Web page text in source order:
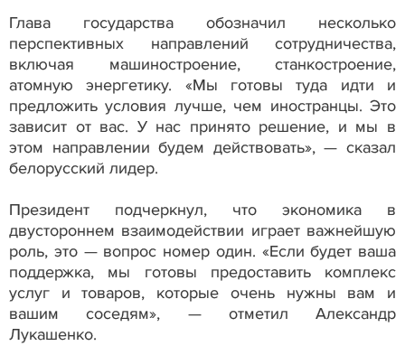
Глава государства обозначил несколько
перспективных направлений сотрудничества,
включая машиностроение, станкостроение,
атомную энергетику. «Мы готовы туда идти и
предложить условия лучше, чем иностранцы. Это
зависит от вас. У нас принято решение, и мы в
этом направлении будем действовать», — сказал
белорусский лидер.
Президент подчеркнул, что экономика в
двустороннем взаимодействии играет важнейшую
роль, это — вопрос номер один. «Если будет ваша
поддержка, мы готовы предоставить комплекс
услуг и товаров, которые очень нужны вам и
вашим соседям», — отметил Александр
Лукашенко.